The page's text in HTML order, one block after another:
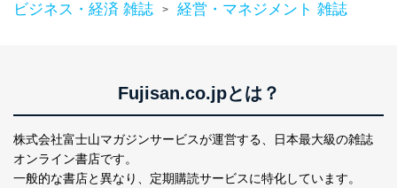
株式会社富士山マガジンサービス 個人情報問い合わせ
cs@fujisan.co.jp
改訂：2025年2月20日
制定：2005年4月1日
株式会社富士山マガジンサービス
代表取締役会長 西野 伸一郎
ビジネス・経済 雑誌 > 経営・マネジメント 雑誌
Fujisan.co.jpとは？
株式会社富士山マガジンサービスが運営する、
日本最大級の雑誌
オンライン書店です。
一般的な書店と異なり、 定期購読サービスに特化しています。